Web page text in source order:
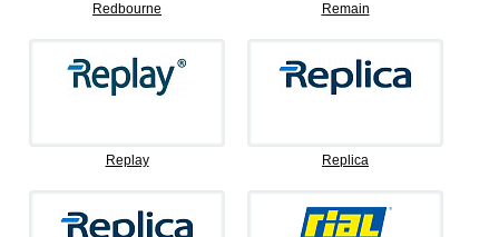
Redbourne Remain
Replay Replica